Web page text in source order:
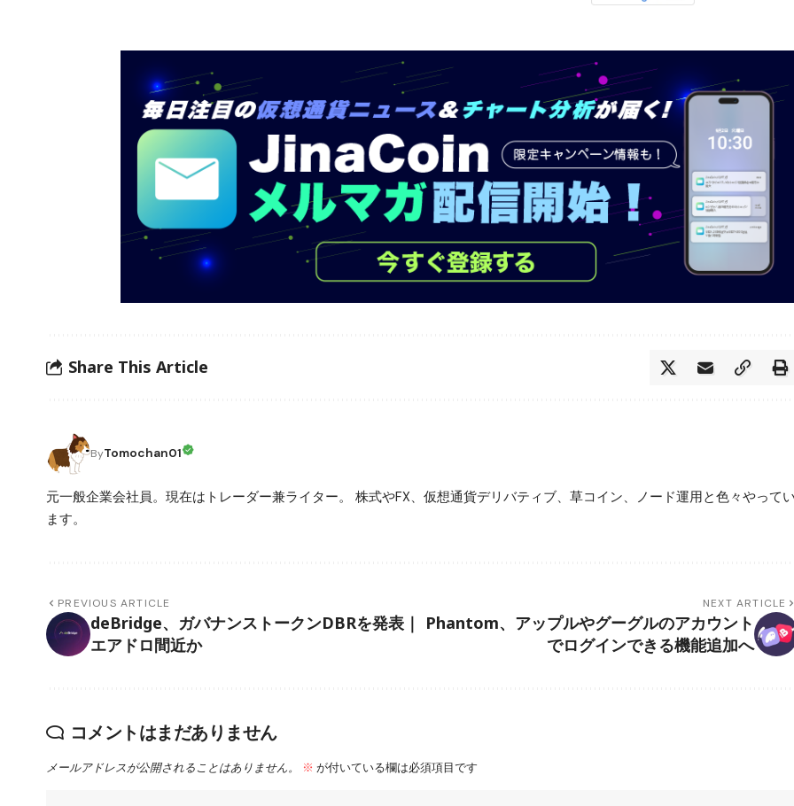
Share This Article
ByTomochan01
元一般企業会社員。現在はトレーダー兼ライター。 株式やFX、仮想通貨デリバティブ、草コイン、ノード運用と色々やって
ます。
PREVIOUS ARTICLE
deBridge、ガバナンストークンDBRを発表｜
エアドロ間近か
NEXT ARTICLE
Phantom、アップルやグーグルのアカウント
でログインできる機能追加へ
コメントはまだありません
メールアドレスが公開されることはありません。 ※ が付いている欄は必須項目です